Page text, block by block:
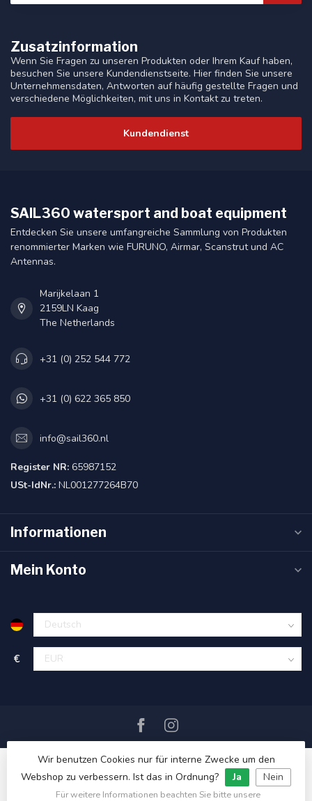
Zusatzinformation
Wenn Sie Fragen zu unseren Produkten oder Ihrem Kauf haben,
besuchen Sie unsere Kundendienstseite. Hier finden Sie unsere
Unternehmensdaten, Antworten auf häufig gestellte Fragen und
verschiedene Möglichkeiten, mit uns in Kontakt zu treten.
Kundendienst
SAIL360 watersport and boat equipment
Entdecken Sie unsere umfangreiche Sammlung von Produkten
renommierter Marken wie FURUNO, Airmar, Scanstrut und AC
Antennas.
Marijkelaan 1
2159LN Kaag
The Netherlands
+31 (0) 252 544 772
+31 (0) 622 365 850
info@sail360.nl
Register NR: 65987152
USt-IdNr.: NL001277264B70
Informationen
Mein Konto
€
Wir benutzen Cookies nur für interne Zwecke um den
Webshop zu verbessern. Ist das in Ordnung?
Ja Nein
Für weitere Informationen beachten Sie bitte unsere